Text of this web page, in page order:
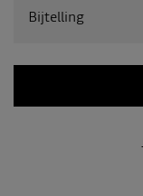
Bijtelling